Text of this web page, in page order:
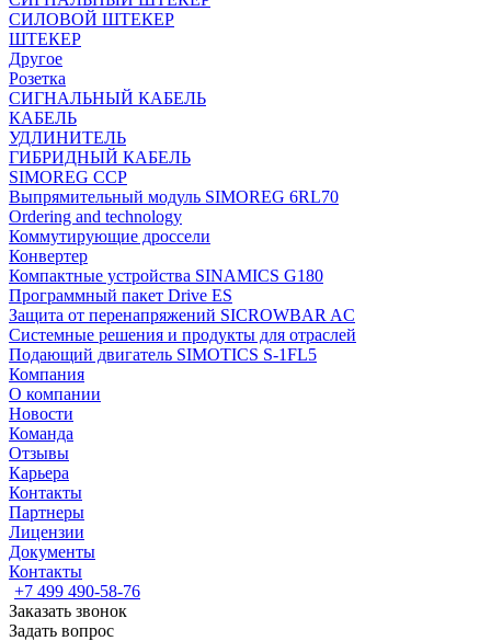
СИЛОВОЙ ШТЕКЕР
ШТЕКЕР
Другое
Розетка
СИГНАЛЬНЫЙ КАБЕЛЬ
КАБЕЛЬ
УДЛИНИТЕЛЬ
ГИБРИДНЫЙ КАБЕЛЬ
SIMOREG CCP
Выпрямительный модуль SIMOREG 6RL70
Ordering and technology
Коммутирующие дроссели
Конвертер
Компактные устройства SINAMICS G180
Программный пакет Drive ES
Защита от перенапряжений SICROWBAR AC
Системные решения и продукты для отраслей
Подающий двигатель SIMOTICS S-1FL5
Компания
О компании
Новости
Команда
Отзывы
Карьера
Контакты
Партнеры
Лицензии
Документы
Контакты
+7 499 490-58-76
Заказать звонок
Задать вопрос